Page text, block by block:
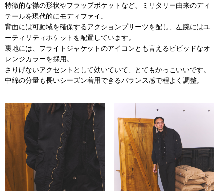
特徴的な襟の形状やフラップポケットなど、ミリタリー由来のディ
テールを現代的にモディファイ。
背面には可動域を確保するアクションプリーツを配し、左腕にはユ
ーティリティポケットを配置しています。
裏地には、フライトジャケットのアイコンとも言えるビビッドなオ
レンジカラーを採用。
さりげないアクセントとして効いていて、とてもかっこいいです。
中綿の分量も長いシーズン着用できるバランス感で程よく調整。